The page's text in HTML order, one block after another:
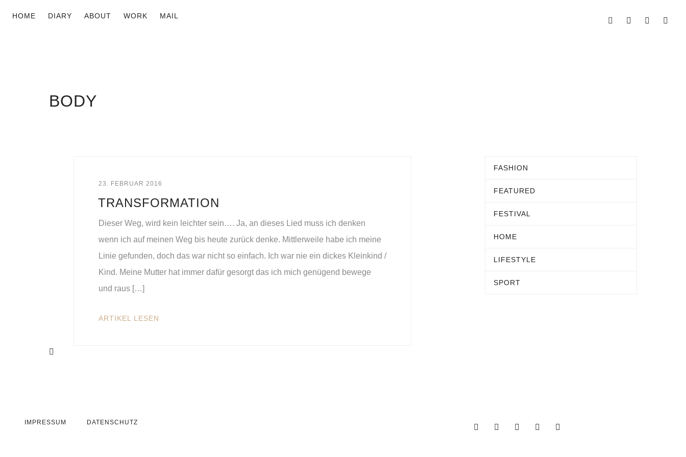
HOME DIARY ABOUT WORK MAIL
BODY
23. FEBRUAR 2016
TRANSFORMATION
Dieser Weg, wird kein leichter sein…. Ja, an dieses Lied muss ich denken
wenn ich auf meinen Weg bis heute zurück denke. Mittlerweile habe ich meine
Linie gefunden, doch das war nicht so einfach. Ich war nie ein dickes Kleinkind /
Kind. Meine Mutter hat immer dafür gesorgt das ich mich genügend bewege
und raus […]
ARTIKEL LESEN
FASHION
FEATURED
FESTIVAL
HOME
LIFESTYLE
SPORT
IMPRESSUM DATENSCHUTZ